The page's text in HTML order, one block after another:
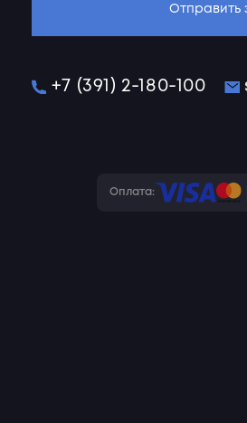
Отправить
+7 (391) 2-180-100
Оплата: